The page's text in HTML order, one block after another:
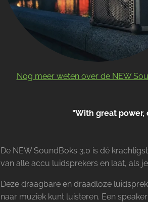
Nog meer weten over de NEW
"With great
De NEW SoundBoks 3.0 is dé
van alle accu luidsprekers en laat, als
Deze draagbare en draadloze
naar muziek kunt luisteren. Een